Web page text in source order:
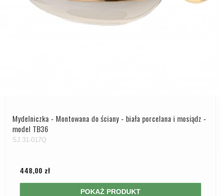
Mydelniczka - Montowana do ściany - biała porcelana i mosiądz -
model TB36
SJ.31-017Q
448,00 zł
POKAŻ PRODUKT